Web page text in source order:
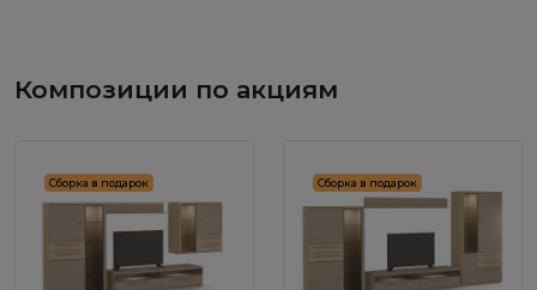
Композиции по акциям
Сборка в подарок Сборка в подарок